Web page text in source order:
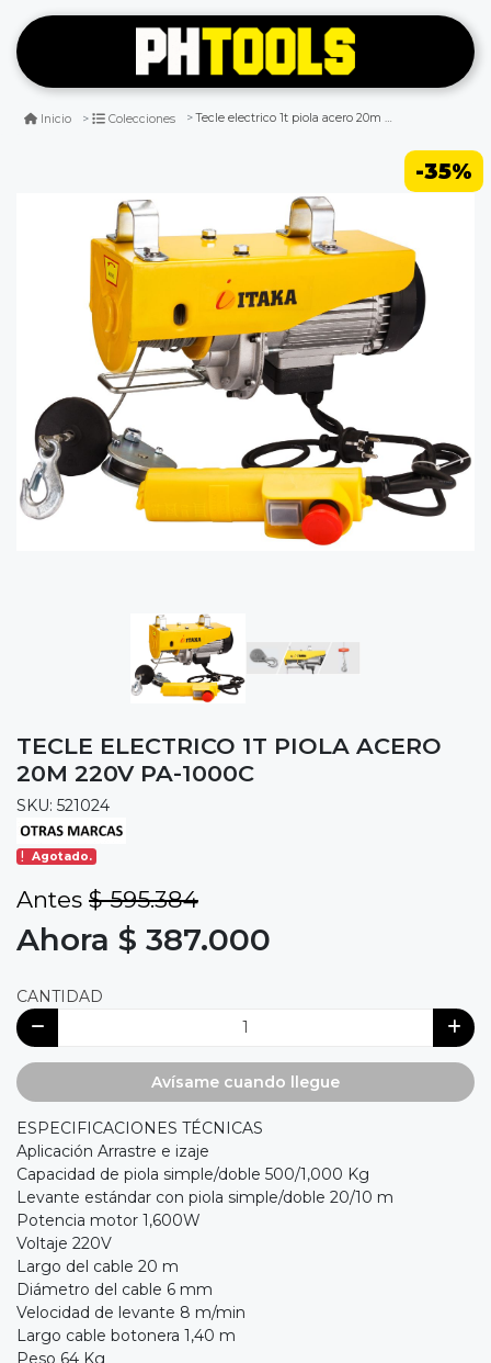
Inicio Colecciones Tecle electrico 1t piola acero 20m 220v pa-1000c
-35%
TECLE ELECTRICO 1T PIOLA ACERO
20M 220V PA-1000C
SKU: 521024
Agotado.
Antes $ 595.384
Ahora $ 387.000
CANTIDAD
Avísame cuando llegue
ESPECIFICACIONES TÉCNICAS
Aplicación Arrastre e izaje
Capacidad de piola simple/doble 500/1,000 Kg
Levante estándar con piola simple/doble 20/10 m
Potencia motor 1,600W
Voltaje 220V
Largo del cable 20 m
Diámetro del cable 6 mm
Velocidad de levante 8 m/min
Largo cable botonera 1,40 m
Peso 64 Kg